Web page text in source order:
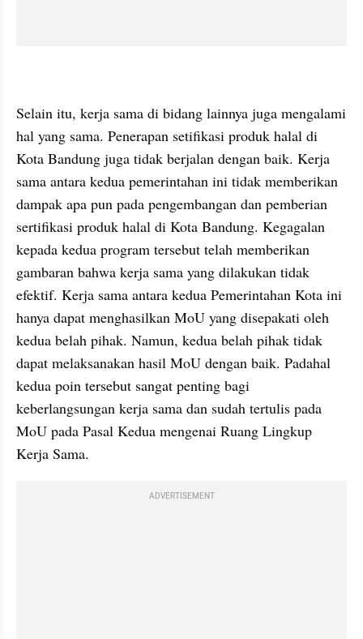
Selain itu, kerja sama di bidang lainnya juga mengalami
hal yang sama. Penerapan setifikasi produk halal di
Kota Bandung juga tidak berjalan dengan baik. Kerja
sama antara kedua pemerintahan ini tidak memberikan
dampak apa pun pada pengembangan dan pemberian
sertifikasi produk halal di Kota Bandung. Kegagalan
kepada kedua program tersebut telah memberikan
gambaran bahwa kerja sama yang dilakukan tidak
efektif. Kerja sama antara kedua Pemerintahan Kota ini
hanya dapat menghasilkan MoU yang disepakati oleh
kedua belah pihak. Namun, kedua belah pihak tidak
dapat melaksanakan hasil MoU dengan baik. Padahal
kedua poin tersebut sangat penting bagi
keberlangsungan kerja sama dan sudah tertulis pada
MoU pada Pasal Kedua mengenai Ruang Lingkup
Kerja Sama.
ADVERTISEMENT